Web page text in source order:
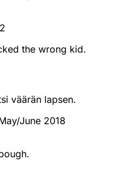
the wrong kid.
väärän lapsen.
June 2018